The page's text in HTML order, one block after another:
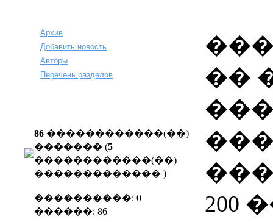
Архив
Добавить новость
Авторы
Перечень разделов
86 ������������(��)
������� (5
������������(��)
������������� )
����������: 0
������: 86
��
200